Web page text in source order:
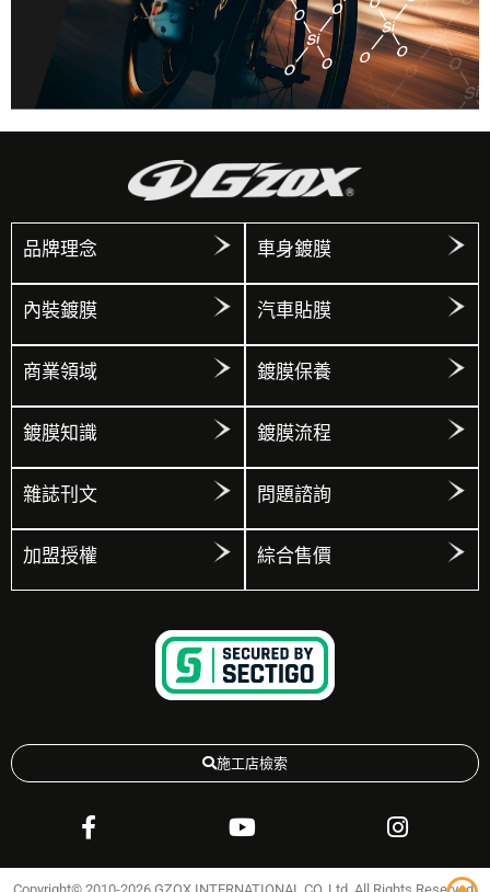
品牌理念 車身鍍膜
內裝鍍膜 汽車貼膜
商業領域 鍍膜保養
鍍膜知識 鍍膜流程
雜誌刊文 問題諮詢
加盟授權 綜合售價
施工店檢索